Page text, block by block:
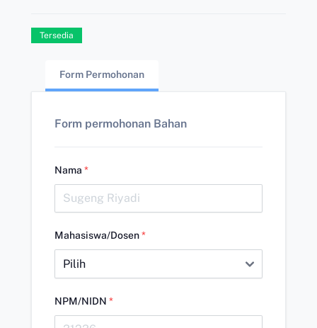
Tersedia
Form Permohonan
Form permohonan Bahan
Nama *
Mahasiswa/Dosen*
NPM/NIDN *